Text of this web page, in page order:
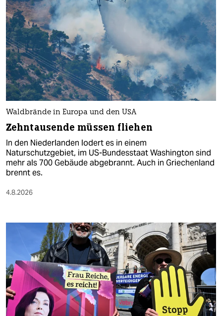
Waldbrände in Europa und den USA
Zehntausende müssen fliehen
In den Niederlanden lodert es in einem
Naturschutzgebiet, im US-Bundesstaat Washington sind
mehr als 700 Gebäude abgebrannt. Auch in Griechenland
brennt es.
4.8.2026